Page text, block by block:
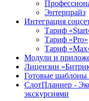
Энтерпрайз
Интеграция
Тариф
Тариф «Pro»
Тариф
Модули и
Лицензии
Готовые шаблоны
СлотПланнер -
экскурсиями